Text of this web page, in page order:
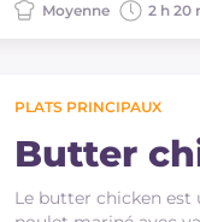
Moyenne 2 h 20
PLATS PRINCIPAUX
Butter
Le butter chicken est